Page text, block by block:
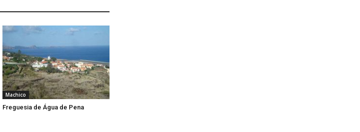
Machico
Freguesia de Água de Pena